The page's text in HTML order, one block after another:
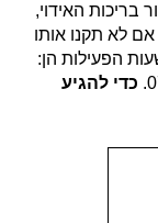
בריכות האידוי,
לא תקנו אותו
הפעילות הן:
כדי להגיע